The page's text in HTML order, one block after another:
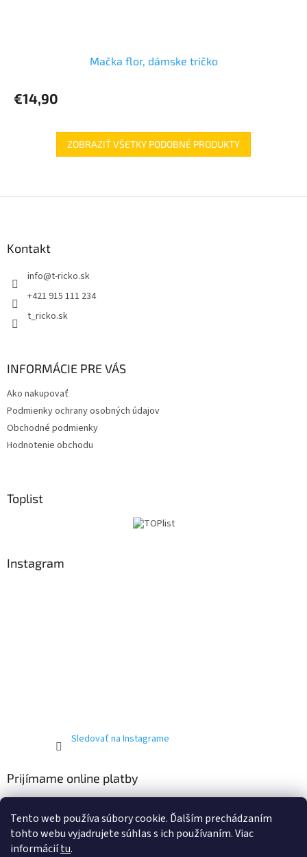
Tento web používa súbory cookie. Ďalším prechádzaním
tohto webu vyjadrujete súhlas s ich používaním. Viac
informáciítu.
Mačka flor, dámske tričko
€14,90
ZOBRAZIŤ VŠETKY PODOBNÉ PRODUKTY
Kontakt
info@t-ricko.sk
+421 915 111 234
t_ricko.sk
INFORMÁCIE PRE VÁS
Ako nakupovať
Podmienky ochrany osobných údajov
Obchodné podmienky
Hodnotenie obchodu
Toplist
Instagram
Sledovať na Instagrame
Prijímame online platby